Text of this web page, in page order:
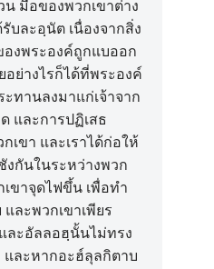
มือของพวกเขาต่าง
บละอฺนัต เนื่องจากสิ่ง
งพระองค์ถูกแบออก
ย่างไรก็ได้ที่พระองค์
ทานลงมาแก่เจ้าจาก
และการปฏิเสธ
ขา และเราได้ก่อให้
งกันในระหว่างพวก
ขาจุดไฟขึ้น เพื่อทำ
ละพวกเขาเพียร
ละอัลลอฮฺนั้นไม่ทรง
และหากอะฮ์ลุลกิตาบ